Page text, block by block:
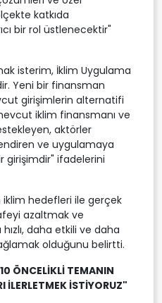
katkıda
bir rol üstlenecektir"
isterim, İklim Uygulama
Yeni bir finansman
girişimlerin alternatifi
iklim finansmanı ve
aktörler
ve uygulamaya
girişimdir" ifadelerini
iklim hedefleri ile gerçek
azaltmak ve
daha etkili ve daha
olduğunu belirtti.
ÖNCELİKLİ TEMANIN
İSTİYORUZ"